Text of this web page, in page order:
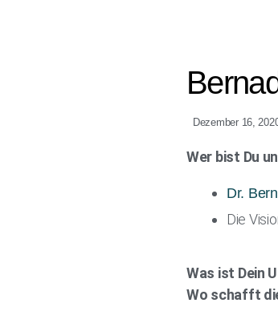
Dezember 16,
Wer bist Du
Dr.
Die
Was ist Dein
Wo schafft